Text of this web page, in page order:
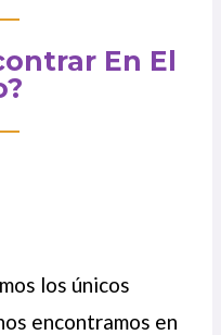
En El
los únicos
encontramos en